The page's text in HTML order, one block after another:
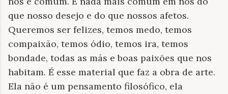
que nosso desejo e do que nossos afetos.
Queremos ser felizes, temos medo, temos
compaixão, temos ódio, temos ira, temos
bondade, todas as más e boas paixões que nos
habitam. É esse material que faz a obra de arte.
Ela não é um pensamento filosófico, ela